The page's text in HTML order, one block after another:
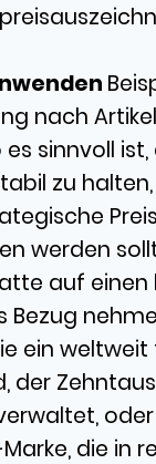
nach
sinnvoll ist,
zu
werden
auf
Bezug
ein
der
die in